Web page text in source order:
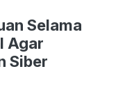
Selama
Agar
Siber